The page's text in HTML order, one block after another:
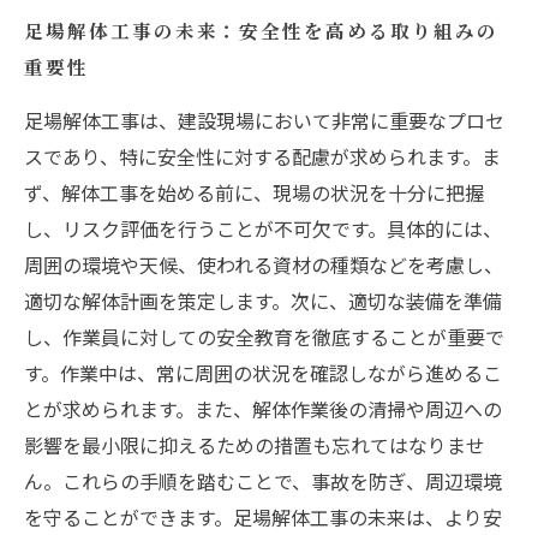
足場解体工事の未来：安全性を高める取り組みの
重要性
足場解体工事は、建設現場において非常に重要なプロセ
スであり、特に安全性に対する配慮が求められます。ま
ず、解体工事を始める前に、現場の状況を十分に把握
し、リスク評価を行うことが不可欠です。具体的には、
周囲の環境や天候、使われる資材の種類などを考慮し、
適切な解体計画を策定します。次に、適切な装備を準備
し、作業員に対しての安全教育を徹底することが重要で
す。作業中は、常に周囲の状況を確認しながら進めるこ
とが求められます。また、解体作業後の清掃や周辺への
影響を最小限に抑えるための措置も忘れてはなりませ
ん。これらの手順を踏むことで、事故を防ぎ、周辺環境
を守ることができます。足場解体工事の未来は、より安